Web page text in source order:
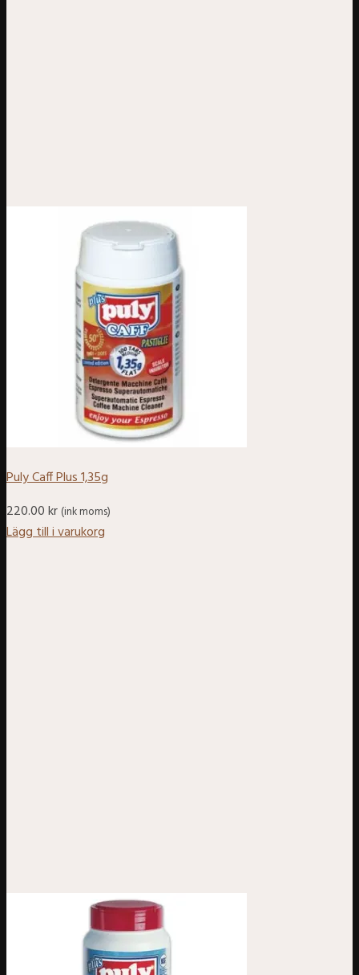
Puly Caff Plus 1,35g
220.00kr (ink moms)
Lägg till i varukorg